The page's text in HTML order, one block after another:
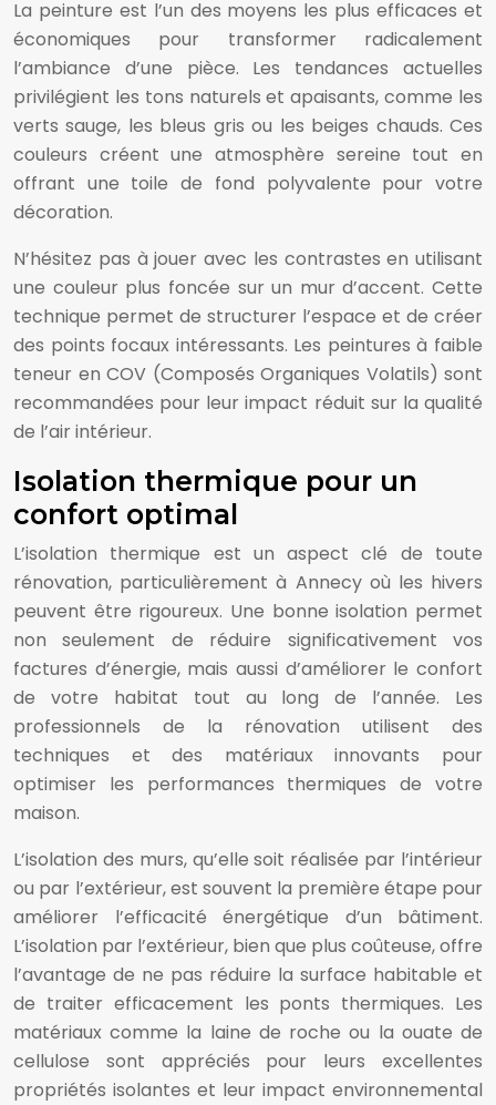
La peinture est l’un des moyens les plus efficaces et
économiques pour transformer radicalement
l’ambiance d’une pièce. Les tendances actuelles
privilégient les tons naturels et apaisants, comme les
verts sauge, les bleus gris ou les beiges chauds. Ces
couleurs créent une atmosphère sereine tout en
offrant une toile de fond polyvalente pour votre
décoration.
N’hésitez pas à jouer avec les contrastes en utilisant
une couleur plus foncée sur un mur d’accent. Cette
technique permet de structurer l’espace et de créer
des points focaux intéressants. Les peintures à faible
teneur en COV (Composés Organiques Volatils) sont
recommandées pour leur impact réduit sur la qualité
de l’air intérieur.
Isolation thermique pour un
confort optimal
L’isolation thermique est un aspect clé de toute
rénovation, particulièrement à Annecy où les hivers
peuvent être rigoureux. Une bonne isolation permet
non seulement de réduire significativement vos
factures d’énergie, mais aussi d’améliorer le confort
de votre habitat tout au long de l’année. Les
professionnels de la rénovation utilisent des
techniques et des matériaux innovants pour
optimiser les performances thermiques de votre
maison.
L’isolation des murs, qu’elle soit réalisée par l’intérieur
ou par l’extérieur, est souvent la première étape pour
améliorer l’efficacité énergétique d’un bâtiment.
L’isolation par l’extérieur, bien que plus coûteuse, offre
l’avantage de ne pas réduire la surface habitable et
de traiter efficacement les ponts thermiques. Les
matériaux comme la laine de roche ou la ouate de
cellulose sont appréciés pour leurs excellentes
propriétés isolantes et leur impact environnemental